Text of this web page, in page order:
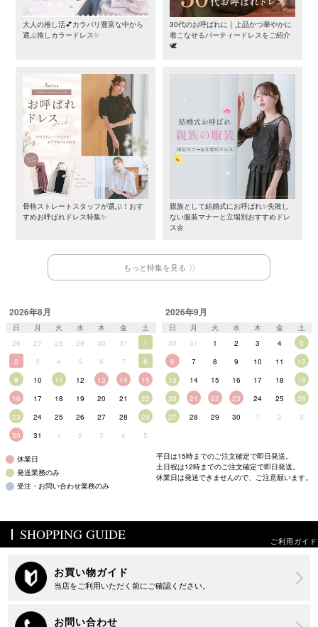
大人の推し活💕カラバリ豊富な中から
選ぶ推しカラードレス✨
30代のお呼ばれに｜上品かつ華やかに
着こなせるパーティードレスをご紹介
🕊️
骨格ストレートスタッフが選ぶ！おす
すめお呼ばれドレス特集✨
親族として結婚式にお呼ばれ✨失敗し
ない服装マナーと立場別おすすめドレ
ス🌼
もっと特集を見る
2026年8月
日 月 火 水 木 金
土
26
27 28 29 30 31
1
2
3 4 5 6 7
8
9
10 11 12 13 14
15
16
17 18 19 20 21
22
23
24 25 26 27 28
29
30
31 1 2 3 4 5
2026年9月
日 月 火 水 木 金
土
30
31 1 2 3 4
5
6
7 8 9 10 11
12
13
14 15 16 17 18
19
20
21 22 23 24 25
26
27
28 29 30 1 2 3
休業日
発送業務のみ
受注・お問い合わせ業務のみ
平日は15時までのご注文確定で即日発送。
土日祝は12時までのご注文確定で即日発送。
休業日は発送できませんので、ご注意願います。
SHOPPING GUIDE ご利用ガイド